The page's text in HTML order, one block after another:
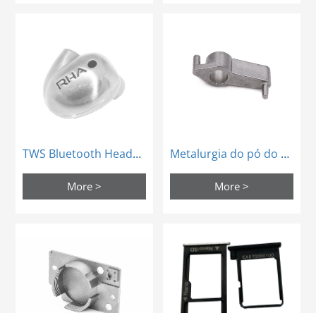
TWS Bluetooth Headset Powder Metalurgia Peças de estrutura heterogênea
More >
Metalurgia do pó do metal de aço inoxidável para peças estruturais heterogêneas da comunicação
More >